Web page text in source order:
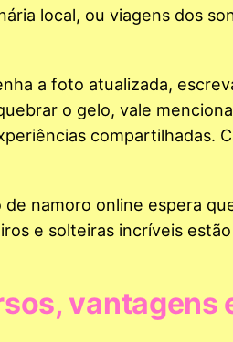
local, ou viagens dos
a foto atualizada,
o gelo, vale
compartilhadas.
namoro online espera
e solteiras incríveis
vantagens